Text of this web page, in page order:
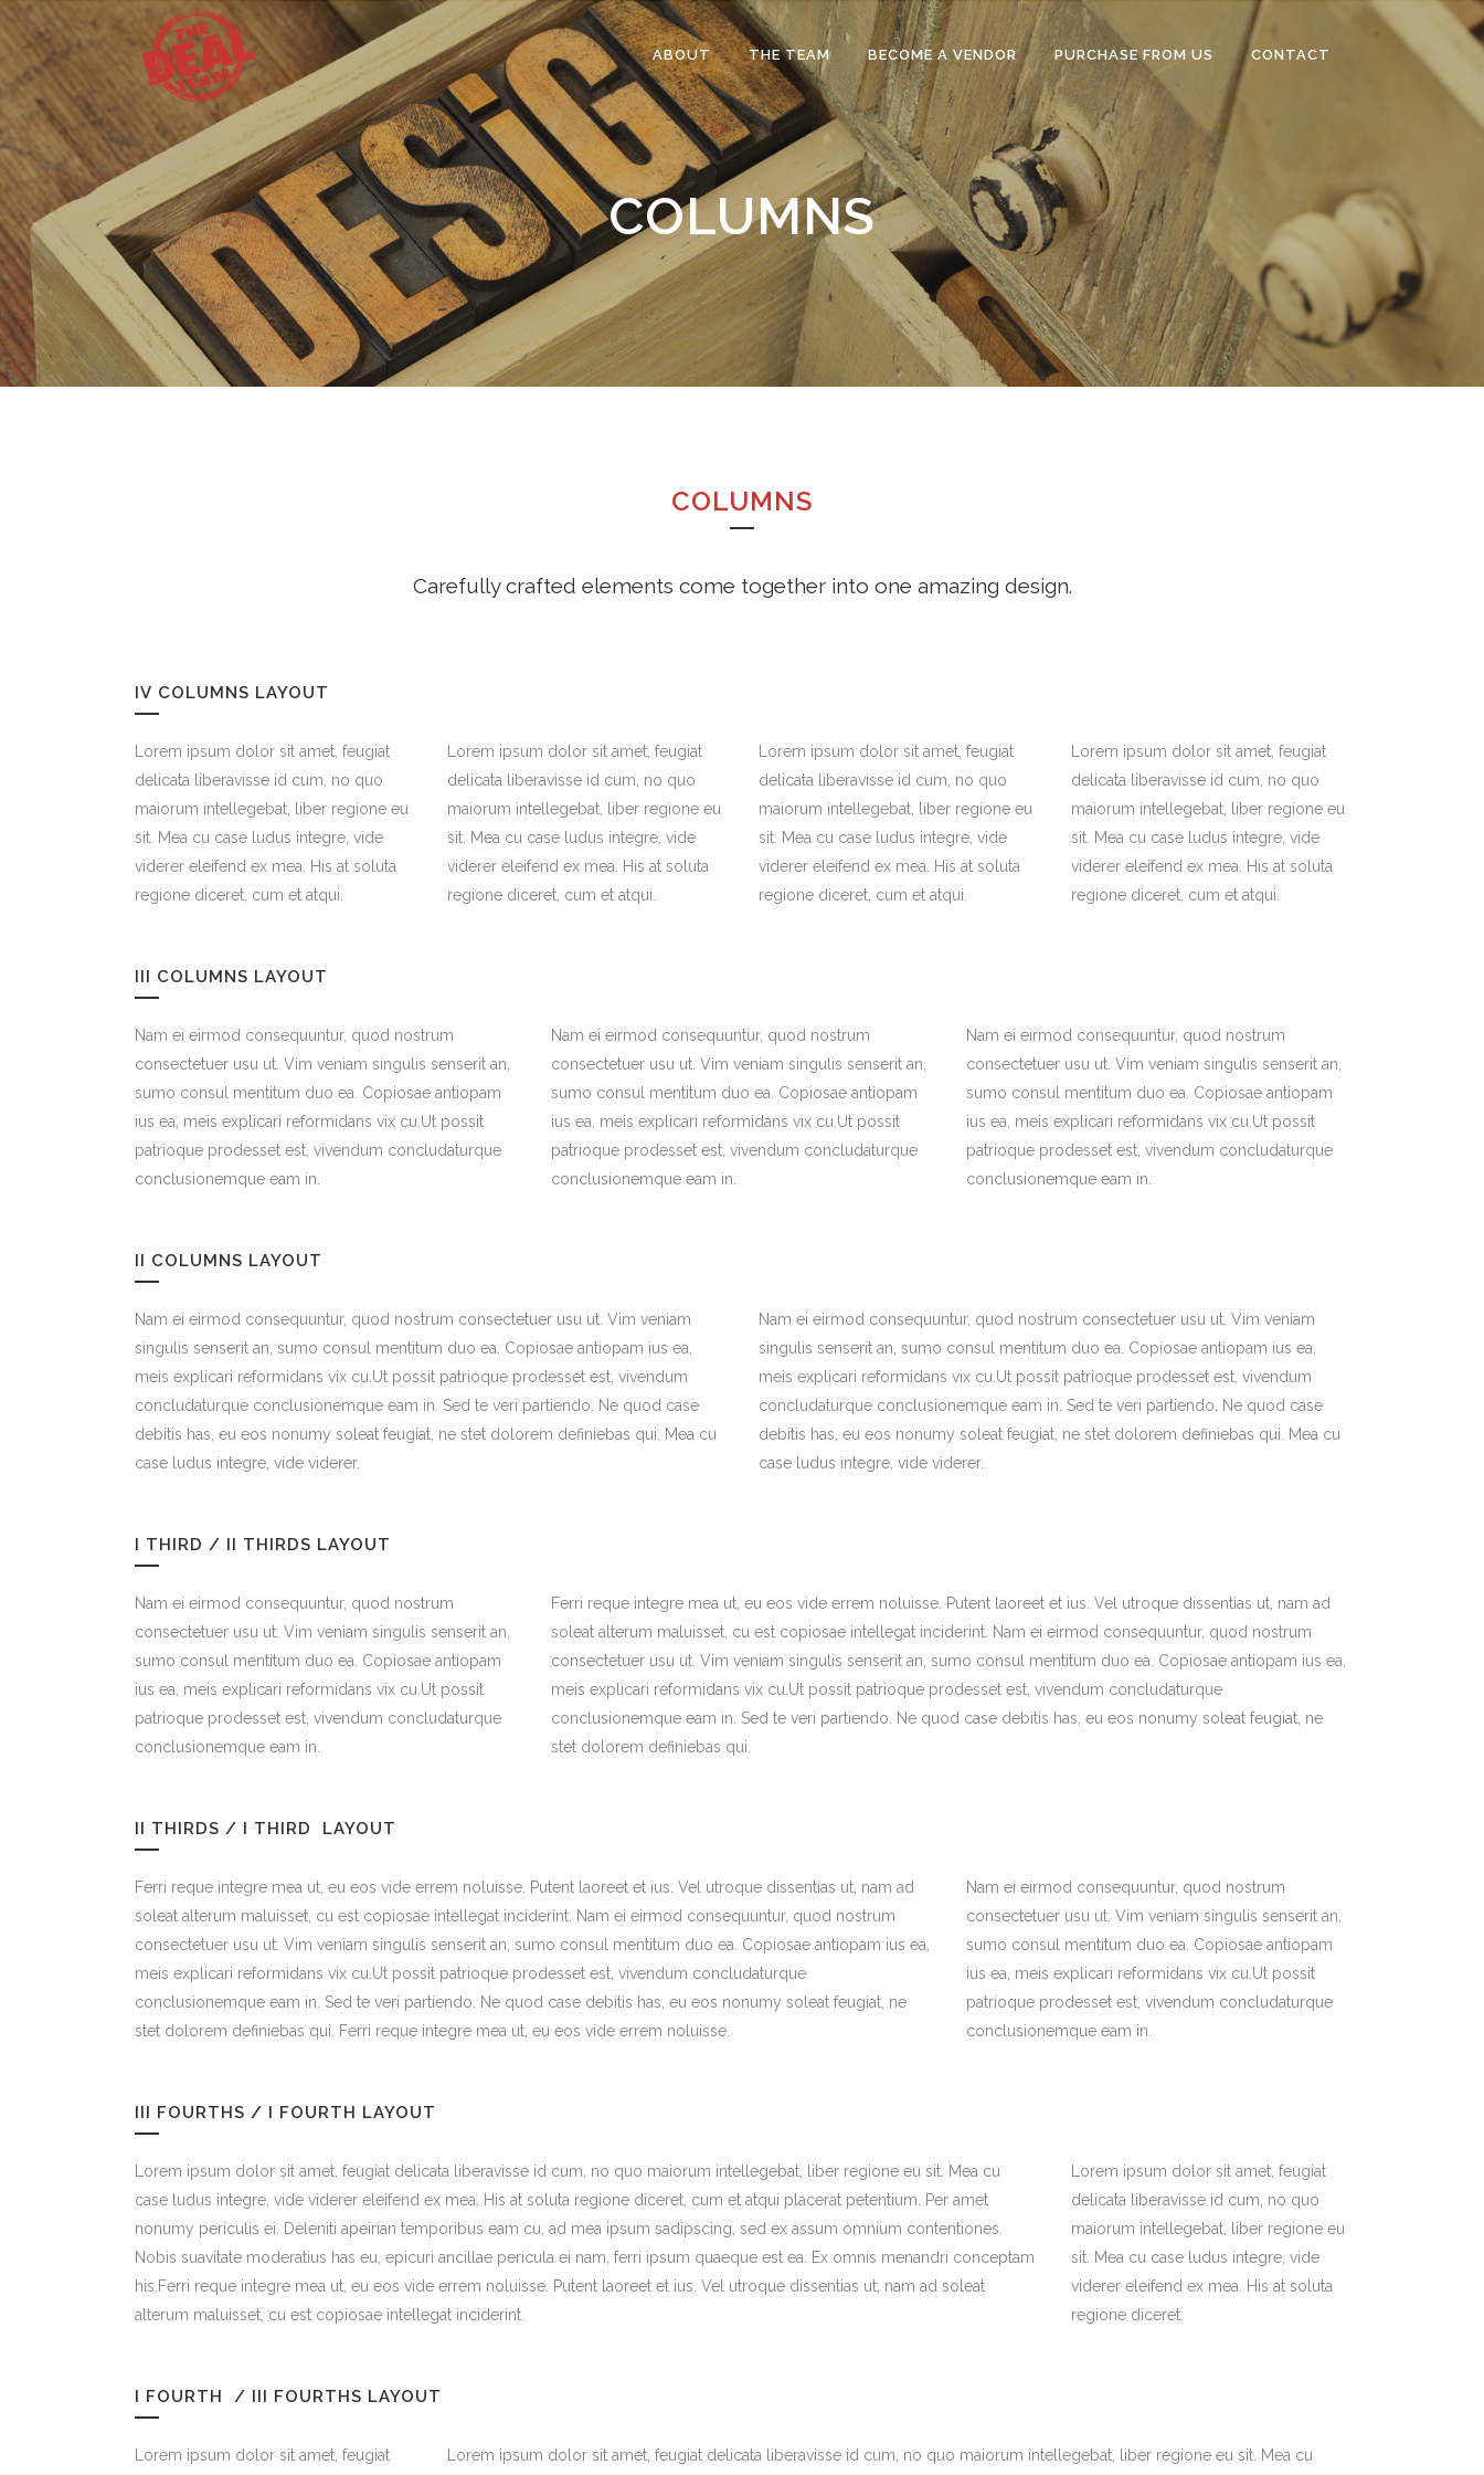
ABOUT THE TEAM BECOME A VENDOR PURCHASE FROM US CONTACT
COLUMNS
COLUMNS
Carefully crafted elements come together into one amazing design.
IV COLUMNS LAYOUT
Lorem ipsum dolor sit amet, feugiat
delicata liberavisse id cum, no quo
maiorum intellegebat, liber regione eu
sit. Mea cu case ludus integre, vide
viderer eleifend ex mea. His at soluta
regione diceret, cum et atqui.
Lorem ipsum dolor sit amet, feugiat
delicata liberavisse id cum, no quo
maiorum intellegebat, liber regione eu
sit. Mea cu case ludus integre, vide
viderer eleifend ex mea. His at soluta
regione diceret, cum et atqui.
Lorem ipsum dolor sit amet, feugiat
delicata liberavisse id cum, no quo
maiorum intellegebat, liber regione eu
sit. Mea cu case ludus integre, vide
viderer eleifend ex mea. His at soluta
regione diceret, cum et atqui.
Lorem ipsum dolor sit amet, feugiat
delicata liberavisse id cum, no quo
maiorum intellegebat, liber regione eu
sit. Mea cu case ludus integre, vide
viderer eleifend ex mea. His at soluta
regione diceret, cum et atqui.
III COLUMNS LAYOUT
Nam ei eirmod consequuntur, quod nostrum
consectetuer usu ut. Vim veniam singulis senserit an,
sumo consul mentitum duo ea. Copiosae antiopam
ius ea, meis explicari reformidans vix cu.Ut possit
patrioque prodesset est, vivendum concludaturque
conclusionemque eam in.
Nam ei eirmod consequuntur, quod nostrum
consectetuer usu ut. Vim veniam singulis senserit an,
sumo consul mentitum duo ea. Copiosae antiopam
ius ea, meis explicari reformidans vix cu.Ut possit
patrioque prodesset est, vivendum concludaturque
conclusionemque eam in.
Nam ei eirmod consequuntur, quod nostrum
consectetuer usu ut. Vim veniam singulis senserit an,
sumo consul mentitum duo ea. Copiosae antiopam
ius ea, meis explicari reformidans vix cu.Ut possit
patrioque prodesset est, vivendum concludaturque
conclusionemque eam in.
II COLUMNS LAYOUT
Nam ei eirmod consequuntur, quod nostrum consectetuer usu ut. Vim veniam
singulis senserit an, sumo consul mentitum duo ea. Copiosae antiopam ius ea,
meis explicari reformidans vix cu.Ut possit patrioque prodesset est, vivendum
concludaturque conclusionemque eam in. Sed te veri partiendo. Ne quod case
debitis has, eu eos nonumy soleat feugiat, ne stet dolorem definiebas qui. Mea cu
case ludus integre, vide viderer.
Nam ei eirmod consequuntur, quod nostrum consectetuer usu ut. Vim veniam
singulis senserit an, sumo consul mentitum duo ea. Copiosae antiopam ius ea,
meis explicari reformidans vix cu.Ut possit patrioque prodesset est, vivendum
concludaturque conclusionemque eam in. Sed te veri partiendo. Ne quod case
debitis has, eu eos nonumy soleat feugiat, ne stet dolorem definiebas qui. Mea cu
case ludus integre, vide viderer.
I THIRD / II THIRDS LAYOUT
Nam ei eirmod consequuntur, quod nostrum
consectetuer usu ut. Vim veniam singulis senserit an,
sumo consul mentitum duo ea. Copiosae antiopam
ius ea, meis explicari reformidans vix cu.Ut possit
patrioque prodesset est, vivendum concludaturque
conclusionemque eam in.
Ferri reque integre mea ut, eu eos vide errem noluisse. Putent laoreet et ius. Vel utroque dissentias ut, nam ad
soleat alterum maluisset, cu est copiosae intellegat inciderint. Nam ei eirmod consequuntur, quod nostrum
consectetuer usu ut. Vim veniam singulis senserit an, sumo consul mentitum duo ea. Copiosae antiopam ius ea,
meis explicari reformidans vix cu.Ut possit patrioque prodesset est, vivendum concludaturque
conclusionemque eam in. Sed te veri partiendo. Ne quod case debitis has, eu eos nonumy soleat feugiat, ne
stet dolorem definiebas qui.
II THIRDS / I THIRD LAYOUT
Ferri reque integre mea ut, eu eos vide errem noluisse. Putent laoreet et ius. Vel utroque dissentias ut, nam ad
soleat alterum maluisset, cu est copiosae intellegat inciderint. Nam ei eirmod consequuntur, quod nostrum
consectetuer usu ut. Vim veniam singulis senserit an, sumo consul mentitum duo ea. Copiosae antiopam ius ea,
meis explicari reformidans vix cu.Ut possit patrioque prodesset est, vivendum concludaturque
conclusionemque eam in. Sed te veri partiendo. Ne quod case debitis has, eu eos nonumy soleat feugiat, ne
stet dolorem definiebas qui. Ferri reque integre mea ut, eu eos vide errem noluisse.
Nam ei eirmod consequuntur, quod nostrum
consectetuer usu ut. Vim veniam singulis senserit an,
sumo consul mentitum duo ea. Copiosae antiopam
ius ea, meis explicari reformidans vix cu.Ut possit
patrioque prodesset est, vivendum concludaturque
conclusionemque eam in.
III FOURTHS / I FOURTH LAYOUT
Lorem ipsum dolor sit amet, feugiat delicata liberavisse id cum, no quo maiorum intellegebat, liber regione eu sit. Mea cu
case ludus integre, vide viderer eleifend ex mea. His at soluta regione diceret, cum et atqui placerat petentium. Per amet
nonumy periculis ei. Deleniti apeirian temporibus eam cu, ad mea ipsum sadipscing, sed ex assum omnium contentiones.
Nobis suavitate moderatius has eu, epicuri ancillae pericula ei nam, ferri ipsum quaeque est ea. Ex omnis menandri conceptam
his.Ferri reque integre mea ut, eu eos vide errem noluisse. Putent laoreet et ius. Vel utroque dissentias ut, nam ad soleat
alterum maluisset, cu est copiosae intellegat inciderint.
Lorem ipsum dolor sit amet, feugiat
delicata liberavisse id cum, no quo
maiorum intellegebat, liber regione eu
sit. Mea cu case ludus integre, vide
viderer eleifend ex mea. His at soluta
regione diceret.
I FOURTH / III FOURTHS LAYOUT
Lorem ipsum dolor sit amet, feugiat Lorem ipsum dolor sit amet, feugiat delicata liberavisse id cum, no quo maiorum intellegebat, liber regione eu sit. Mea cu